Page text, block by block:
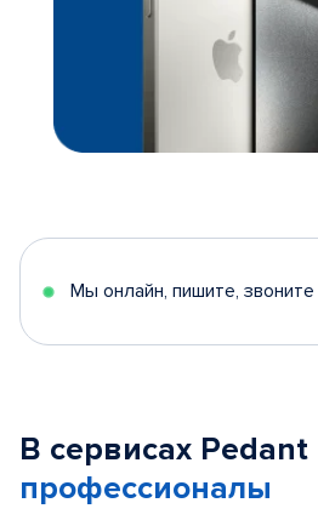
Мы онлайн, пишите, звоните
В сервисах
профессионалы